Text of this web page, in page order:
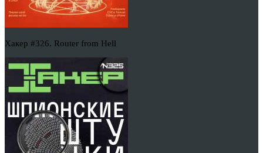
Хакер #326. Router from Hell